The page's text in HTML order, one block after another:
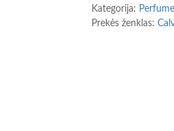
Kategorija:
Prekės ženklas: